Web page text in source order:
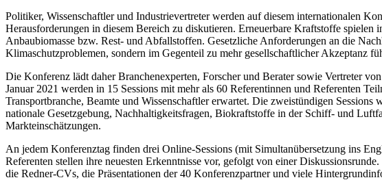
Politiker, Wissenschaftler und Industrievertreter werden auf diesem internationalen
Herausforderungen in diesem Bereich zu diskutieren. Erneuerbare Kraftstoffe
Anbaubiomasse bzw. Rest- und Abfallstoffen. Gesetzliche Anforderungen an die
Klimaschutzproblemen, sondern im Gegenteil zu mehr gesellschaftlicher Akzeptanz
Die Konferenz lädt daher Branchenexperten, Forscher und Berater sowie Vertreter
Januar 2021 werden in 15 Sessions mit mehr als 60 Referentinnen und Referenten
Transportbranche, Beamte und Wissenschaftler erwartet. Die zweistündigen
nationale Gesetzgebung, Nachhaltigkeitsfragen, Biokraftstoffe in der Schiff- und
Markteinschätzungen.
An jedem Konferenztag finden drei Online-Sessions (mit Simultanübersetzung ins
Referenten stellen ihre neuesten Erkenntnisse vor, gefolgt von einer
die Redner-CVs, die Präsentationen der 40 Konferenzpartner und viele